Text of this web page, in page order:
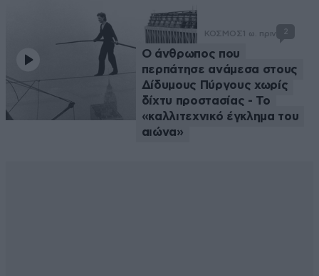
ΚΟΣΜΟΣ 1 ω. πριν 2
Ο άνθρωπος που
περπάτησε ανάμεσα στους
Δίδυμους Πύργους χωρίς
δίχτυ προστασίας - Το
«καλλιτεχνικό έγκλημα του
αιώνα»